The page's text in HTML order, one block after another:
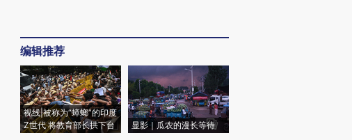
编辑推荐
视线|被称为“蟑螂”的印度
Z世代 将教育部长拱下台
显影｜瓜农的漫长等待